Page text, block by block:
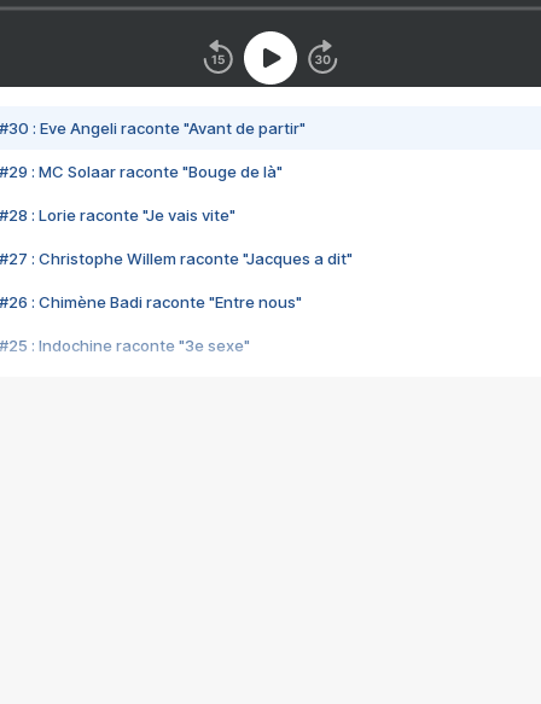
#30 : Eve Angeli raconte "Avant de partir"
#29 : MC Solaar raconte "Bouge de là"
#28 : Lorie raconte "Je vais vite"
#27 : Christophe Willem raconte "Jacques a dit"
#26 : Chimène Badi raconte "Entre nous"
#25 : Indochine raconte "3e sexe"